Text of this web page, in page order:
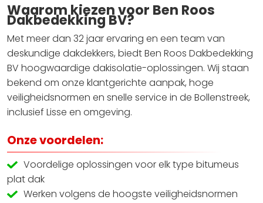
Waarom kiezen voor Ben Roos
Dakbedekking BV?
Met meer dan 32 jaar ervaring en een team van
deskundige dakdekkers, biedt Ben Roos Dakbedekking
BV hoogwaardige dakisolatie-oplossingen. Wij staan
bekend om onze klantgerichte aanpak, hoge
veiligheidsnormen en snelle service in de Bollenstreek,
inclusief Lisse en omgeving.
Onze voordelen:
Voordelige oplossingen voor elk type bitumeus
plat dak
Werken volgens de hoogste veiligheidsnormen